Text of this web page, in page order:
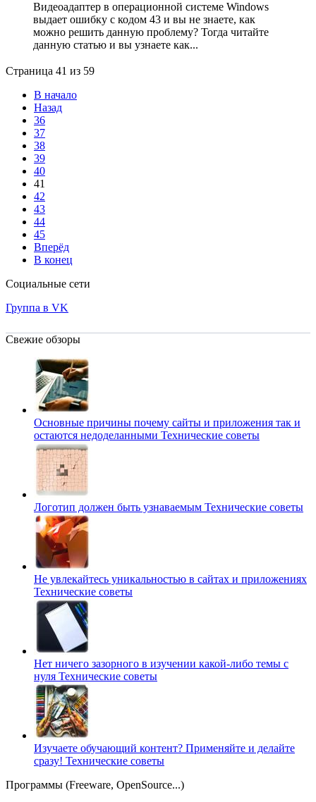
Видеоадаптер в операционной системе Windows
выдает ошибку с кодом 43 и вы не знаете, как
можно решить данную проблему? Тогда читайте
данную статью и вы узнаете как...
Страница 41 из 59
В начало
Назад
36
37
38
39
40
41
42
43
44
45
Вперёд
В конец
Социальные сети
Группа в VK
Свежие обзоры
Основные причины почему сайты и приложения так и
остаются недоделанными Технические советы
Логотип должен быть узнаваемым Технические советы
Не увлекайтесь уникальностью в сайтах и приложениях
Технические советы
Нет ничего зазорного в изучении какой-либо темы с
нуля Технические советы
Изучаете обучающий контент? Применяйте и делайте
сразу! Технические советы
Программы (Freeware, OpenSource...)